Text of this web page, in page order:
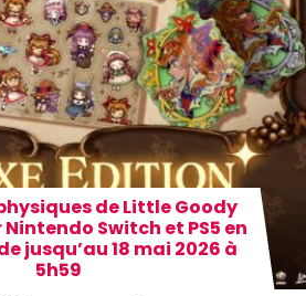
de Little Goody
Nintendo Switch et PS5 en
jusqu’au 18 mai 2026 à
5h59